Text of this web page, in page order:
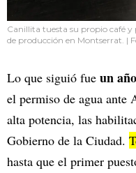
Canillita tuesta su propio café
de producción en Montserrat. |
Lo que siguió fue un
el permiso de agua ante
alta potencia, las
Gobierno de la Ciudad.
hasta que el primer